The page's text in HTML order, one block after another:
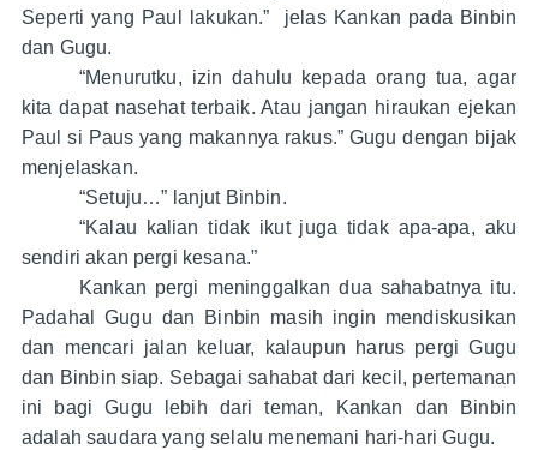
Seperti yang Paul lakukan.” jelas Kankan pada Binbin
dan Gugu.
“Menurutku, izin dahulu kepada orang tua, agar
kita dapat nasehat terbaik. Atau jangan hiraukan ejekan
Paul si Paus yang makannya rakus.” Gugu dengan bijak
menjelaskan.
“Setuju…” lanjut Binbin.
“Kalau kalian tidak ikut juga tidak apa-apa, aku
sendiri akan pergi kesana.”
Kankan pergi meninggalkan dua sahabatnya itu.
Padahal Gugu dan Binbin masih ingin mendiskusikan
dan mencari jalan keluar, kalaupun harus pergi Gugu
dan Binbin siap. Sebagai sahabat dari kecil, pertemanan
ini bagi Gugu lebih dari teman, Kankan dan Binbin
adalah saudara yang selalu menemani hari-hari Gugu.